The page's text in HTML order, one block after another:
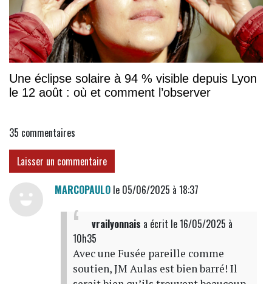
Une éclipse solaire à 94 % visible depuis Lyon
le 12 août : où et comment l’observer
35 commentaires
Laisser un commentaire
MARCOPAULOle 05/06/2025 à 18:37
vrailyonnais a écrit le 16/05/2025 à
10h35
Avec une Fusée pareille comme
soutien, JM Aulas est bien barré! Il